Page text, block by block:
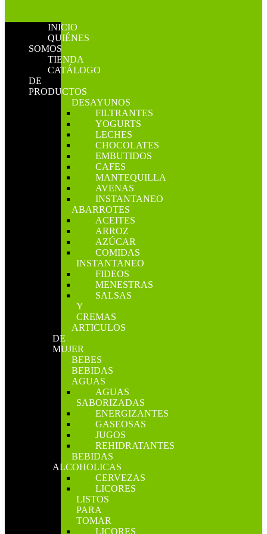
INICIO
QUIÉNES
SOMOS
TIENDA
CATÁLOGO
DE
PRODUCTOS
DESAYUNOS
FILTRANTES
YOGURTS
LECHES
CHOCOLATES
EMBUTIDOS
CAFES
MANTEQUILLA
AVENAS
INSTANTANEO
ABARROTES
ACEITES
ARROZ
AZÚCAR
COMIDAS
INSTANTANEO
FIDEOS
MENESTRAS
SALSAS
Y
CREMAS
ARTICULOS
DE
MUJER
BEBES
BEBIDAS
AGUAS
AGUAS
SABORIZADAS
ENERGIZANTES
GASEOSAS
JUGOS
REHIDRATANTES
BEBIDAS
ALCOHOLICAS
CERVEZAS
LICORES
LISTOS
PARA
TOMAR
LICORES